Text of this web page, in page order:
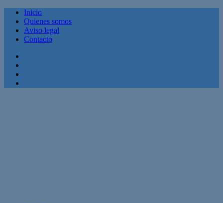
Inicio
Quienes somos
Aviso legal
Contacto